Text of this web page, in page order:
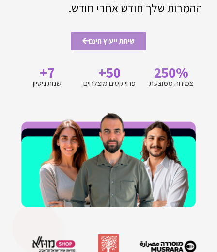
חודש אחרי חודש.
50+
פרוייקטים מוצלחים
7+
שנות ניסיון